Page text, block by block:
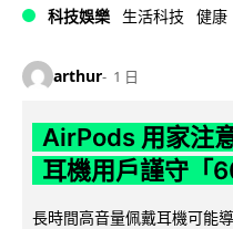
科技娛樂 生活科技 健康
arthur 1 日
AirPods 用家注
耳機用戶謹守「
長時間高音量佩戴耳機可能